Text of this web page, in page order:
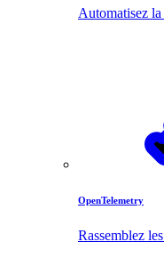
Automatisez
OpenTelemetry
Rassemblez